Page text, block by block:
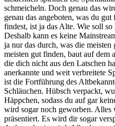
schmeicheln. Doch genau das
genau das angeboten, was du
findest, ist ja das Alte. Wie soll
Deshalb kann es keine
ja nur das durch, was die
meisten gut finden, baut auf dem
die dich nicht aus den Latschen
anerkannte und weit verbreitete
ist die Fortführung des
Schläuchen. Hübsch verpackt,
Häppchen, sodass du auf gar
wird sogar noch geworben. Alles
präsentiert. Es wird dir sogar